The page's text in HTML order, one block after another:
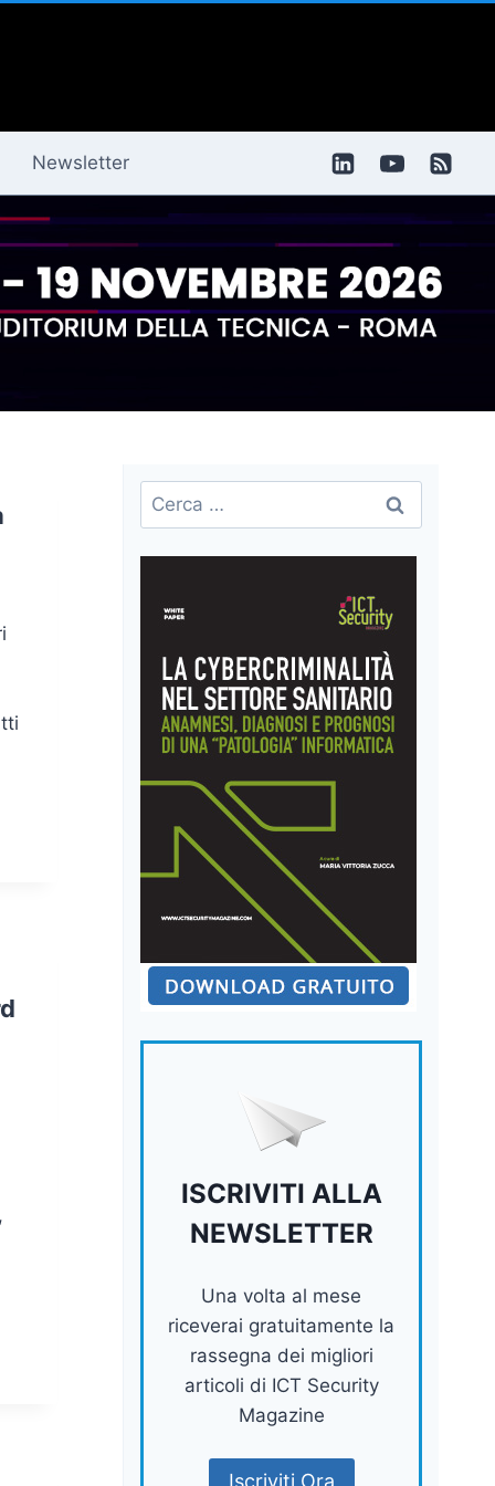
Newsletter
Ricerca
per:
ISCRIVITI ALLA
NEWSLETTER
Una volta al mese
riceverai gratuitamente la
rassegna dei migliori
articoli di ICT Security
Magazine
Iscriviti Ora